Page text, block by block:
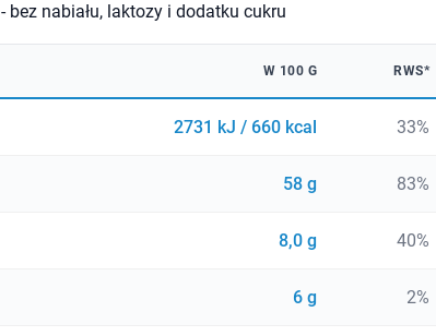
- bez nabiału, laktozy i dodatku cukru
W 100 G RWS*
2731 kJ / 660 kcal 33%
58 g 83%
8,0 g 40%
6 g 2%